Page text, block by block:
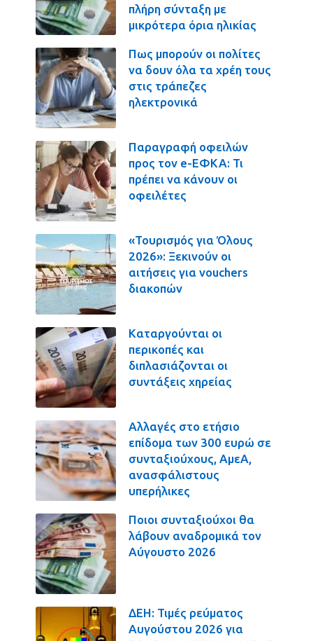
πλήρη σύνταξη με
μικρότερα όρια ηλικίας
Πως μπορούν οι πολίτες
να δουν όλα τα χρέη τους
στις τράπεζες
ηλεκτρονικά
Παραγραφή οφειλών
προς τον e-ΕΦΚΑ: Τι
πρέπει να κάνουν οι
οφειλέτες
«Τουρισμός για Όλους
2026»: Ξεκινούν οι
αιτήσεις για vouchers
διακοπών
Καταργούνται οι
περικοπές και
διπλασιάζονται οι
συντάξεις χηρείας
Αλλαγές στο ετήσιο
επίδομα των 300 ευρώ σε
συνταξιούχους, ΑμεΑ,
ανασφάλιστους
υπερήλικες
Ποιοι συνταξιούχοι θα
λάβουν αναδρομικά τον
Αύγουστο 2026
ΔΕΗ: Τιμές ρεύματος
Αυγούστου 2026 για